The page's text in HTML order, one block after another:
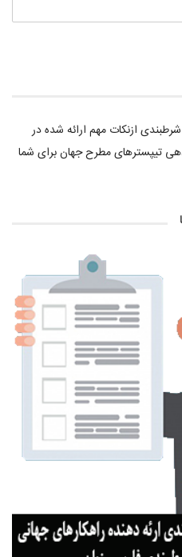
ازنکات مهم ارائه شده در
تیپسترهای مطرح جهان برای شما